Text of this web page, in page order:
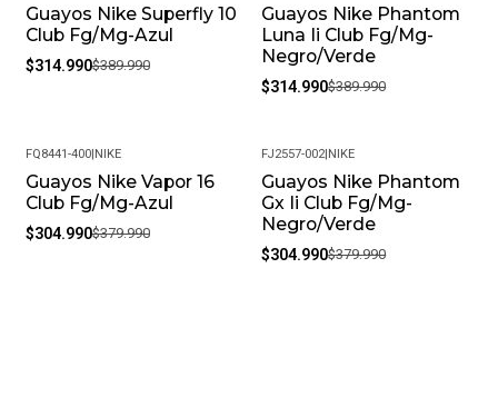
-19%
Guayos Nike Superfly 10
Club Fg/Mg-Azul
$314.990$389.990
-19%
Guayos Nike Phantom
Luna Ii Club Fg/Mg-
Negro/Verde
$314.990$389.990
-20%
FQ8441-400|NIKE
Guayos Nike Vapor 16
Club Fg/Mg-Azul
$304.990$379.990
-20%
FJ2557-002|NIKE
Guayos Nike Phantom
Gx Ii Club Fg/Mg-
Negro/Verde
$304.990$379.990